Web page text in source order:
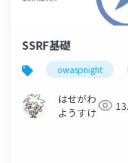
SSRF基礎
owaspnight
はせがわ
ようすけ